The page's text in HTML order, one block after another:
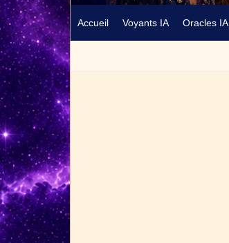
Accueil Voyants IA Oracles IA